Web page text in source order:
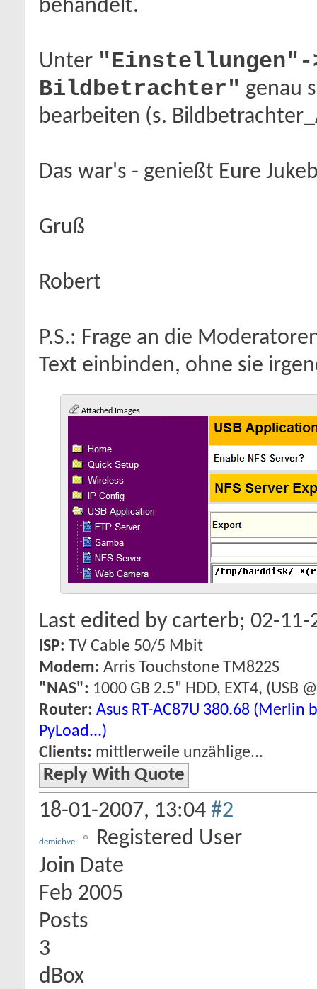
behandelt.
Unter
Bildbetrachter" genau
bearbeiten (s.
Das war's - genießt Eure
Gruß
Robert
P.S.: Frage an die
Text einbinden, ohne sie
Attached Images
Last edited by carterb; 02-
ISP: TV Cable 50/5 Mbit
Modem: Arris Touchstone TM822S
"NAS": 1000 GB 2.5" HDD, EXT4, (USB
Router: Asus RT-AC87U 380.68 (Merlin
PyLoad...)
Clients: mittlerweile unzählige...
Reply With Quote
18-01-2007, 13:04 #2
demichve
Registered User
Join Date
Feb 2005
Posts
3
dBox